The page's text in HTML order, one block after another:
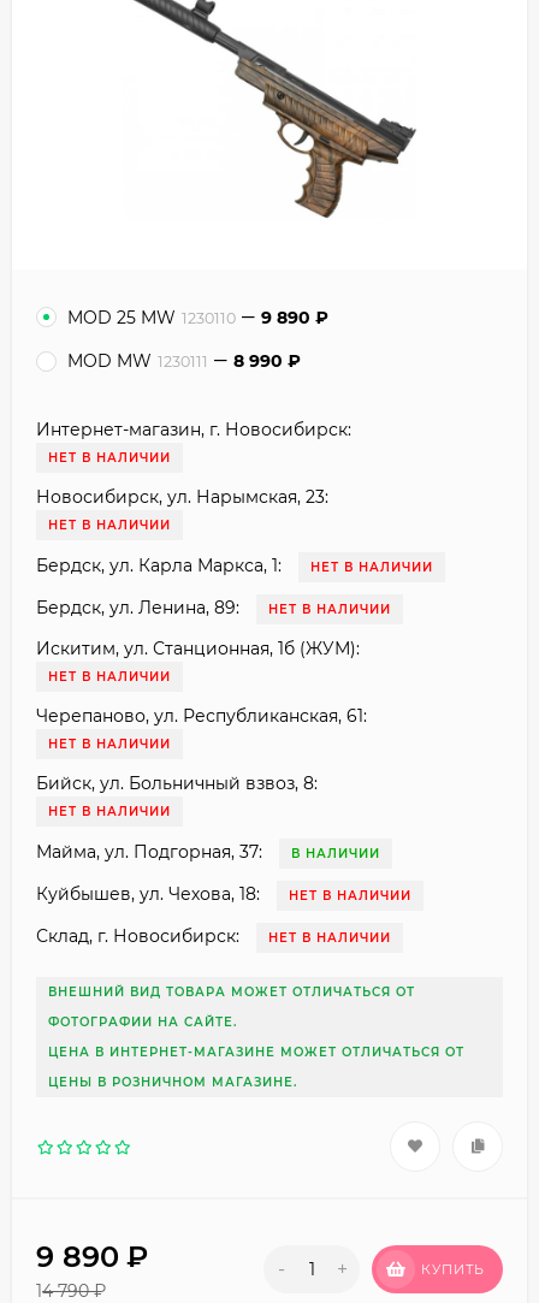
MOD 25 MW 1230110 9 890 ₽
MOD MW 1230111 8 990 ₽
Интернет-магазин, г. Новосибирск:
НЕТ В НАЛИЧИИ
Новосибирск, ул. Нарымская, 23:
НЕТ В НАЛИЧИИ
Бердск, ул. Карла Маркса, 1: НЕТ В НАЛИЧИИ
Бердск, ул. Ленина, 89: НЕТ В НАЛИЧИИ
Искитим, ул. Станционная, 1б (ЖУМ):
НЕТ В НАЛИЧИИ
Черепаново, ул. Республиканская, 61:
НЕТ В НАЛИЧИИ
Бийск, ул. Больничный взвоз, 8:
НЕТ В НАЛИЧИИ
Майма, ул. Подгорная, 37: В НАЛИЧИИ
Куйбышев, ул. Чехова, 18: НЕТ В НАЛИЧИИ
Склад, г. Новосибирск: НЕТ В НАЛИЧИИ
ВНЕШНИЙ ВИД ТОВАРА МОЖЕТ ОТЛИЧАТЬСЯ ОТ
ФОТОГРАФИИ НА САЙТЕ.
ЦЕНА В ИНТЕРНЕТ-МАГАЗИНЕ МОЖЕТ ОТЛИЧАТЬСЯ ОТ
ЦЕНЫ В РОЗНИЧНОМ МАГАЗИНЕ.
9 890 ₽
14 790 ₽
- + КУПИТЬ